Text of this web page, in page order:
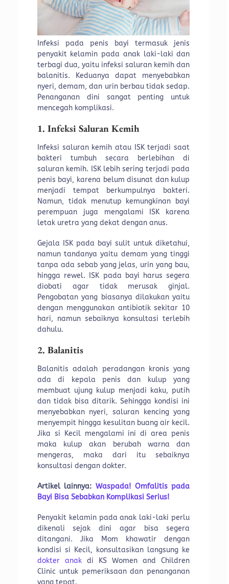
Infeksi pada penis bayi termasuk jenis
penyakit kelamin pada anak laki-laki dan
terbagi dua, yaitu infeksi saluran kemih dan
balanitis. Keduanya dapat menyebabkan
nyeri, demam, dan urin berbau tidak sedap.
Penanganan dini sangat penting untuk
mencegah komplikasi.
1. Infeksi Saluran Kemih
Infeksi saluran kemih atau ISK terjadi saat
bakteri tumbuh secara berlebihan di
saluran kemih. ISK lebih sering terjadi pada
penis bayi, karena belum disunat dan kulup
menjadi tempat berkumpulnya bakteri.
Namun, tidak menutup kemungkinan bayi
perempuan juga mengalami ISK karena
letak uretra yang dekat dengan anus.
Gejala ISK pada bayi sulit untuk diketahui,
namun tandanya yaitu demam yang tinggi
tanpa ada sebab yang jelas, urin yang bau,
hingga rewel. ISK pada bayi harus segera
diobati agar tidak merusak ginjal.
Pengobatan yang biasanya dilakukan yaitu
dengan menggunakan antibiotik sekitar 10
hari, namun sebaiknya konsultasi terlebih
dahulu.
2. Balanitis
Balanitis adalah peradangan kronis yang
ada di kepala penis dan kulup yang
membuat ujung kulup menjadi kaku, putih
dan tidak bisa ditarik. Sehingga kondisi ini
menyebabkan nyeri, saluran kencing yang
menyempit hingga kesulitan buang air kecil.
Jika si Kecil mengalami ini di area penis
maka kulup akan berubah warna dan
mengeras, maka dari itu sebaiknya
konsultasi dengan dokter.
Artikel lainnya: Waspada! Omfalitis pada
Bayi Bisa Sebabkan Komplikasi Serius!
Penyakit kelamin pada anak laki-laki perlu
dikenali sejak dini agar bisa segera
ditangani. Jika Mom khawatir dengan
kondisi si Kecil, konsultasikan langsung ke
dokter anakdi KS Women and Children
Clinic untuk pemeriksaan dan penanganan
yang tepat.